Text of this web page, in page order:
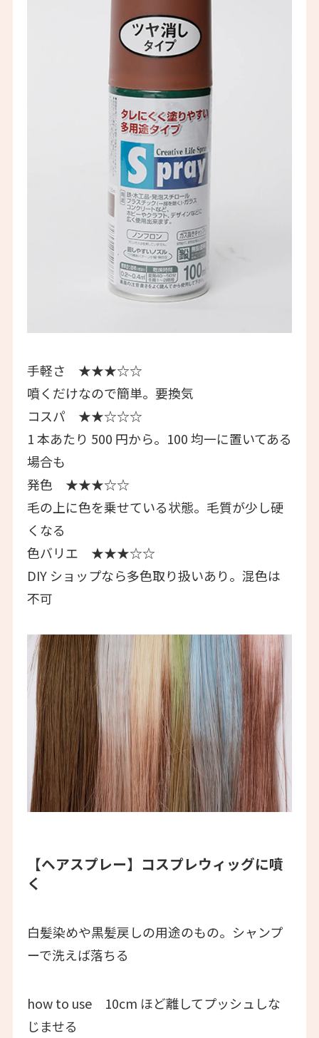
手軽さ ★★★☆☆
噴くだけなので簡単。要換気
コスパ ★★☆☆☆
1 本あたり 500 円から。100 均一に置いてある
場合も
発色 ★★★☆☆
毛の上に色を乗せている状態。毛質が少し硬
くなる
色バリエ ★★★☆☆
DIY ショップなら多色取り扱いあり。混色は
不可
【ヘアスプレー】 コスプレウィッグに噴
く
白髪染めや黒髪戻しの用途のもの。シャンプ
ーで洗えば落ちる
how to use 10cm ほど離してプッシュしな
じませる